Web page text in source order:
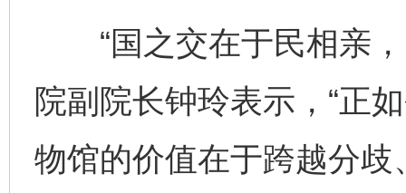
“国之交在于民相亲，
院副院长钟玲表示，“正
物馆的价值在于跨越分